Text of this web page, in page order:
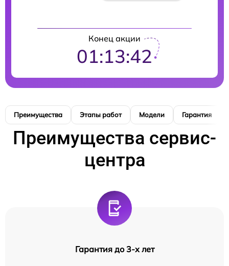
Конец акции
01:13:41
Преимущества Этапы работ Модели Гарантия
Преимущества сервис-
центра
Гарантия до 3-х лет